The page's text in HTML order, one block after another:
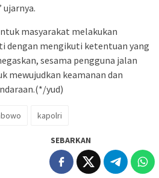
ujarnya.
masyarakat melakukan
dengan mengikuti ketentuan yang
sesama pengguna jalan
mewujudkan keamanan dan
yud)
kapolri
SEBARKAN